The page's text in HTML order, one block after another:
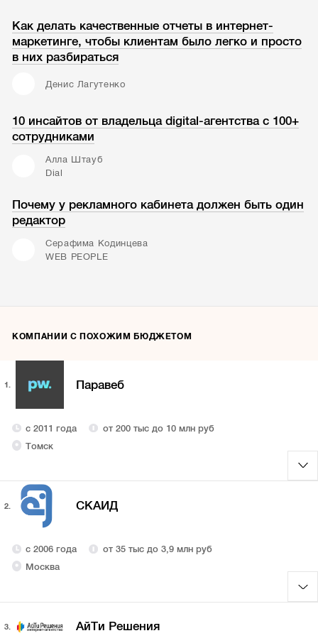
Как делать качественные отчеты в интернет-
маркетинге, чтобы клиентам было легко и просто
в них разбираться
Денис Лагутенко
10 инсайтов от владельца digital-агентства с 100+
сотрудниками
Алла Штауб
Dial
Почему у рекламного кабинета должен быть один
редактор
Серафима Кодинцева
WEB PEOPLE
КОМПАНИИ С ПОХОЖИМ БЮДЖЕТОМ
1. Паравеб
с 2011 года
от 200 тыс до 10 млн руб
Томск
2. СКАИД
с 2006 года
от 35 тыс до 3,9 млн руб
Москва
3. АйТи Решения